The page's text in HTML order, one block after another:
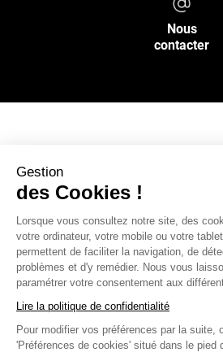
Gestion
des Cookies !
Lorsque vous consultez notre site, des
votre ordinateur, votre mobile ou votre
permettent de faciliter la navigation, de
problèmes et d'y remédier. Nous vous
paramétrer votre consentement aux
Lire la politique de confidentialité
Pour modifier vos préférences par la suite,
'Préférences de cookies' situé dans le pied
Nous
contacter
INFOS PRATIQUES
L’ENSEIGNE DISTRICENTER
Suivez-nous
Moyens de paiement